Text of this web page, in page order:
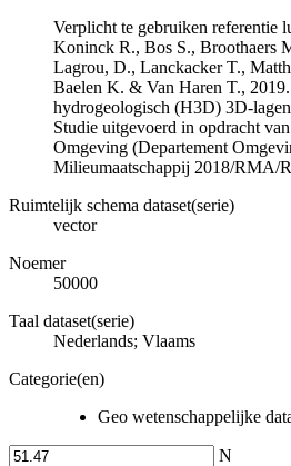
Verplicht te gebruiken referentie
Koninck R., Bos S., Broothaers
Lagrou, D., Lanckacker T.,
Baelen K. & Van Haren T.,
hydrogeologisch (H3D) 3D-
Studie uitgevoerd in opdracht
Omgeving (Departement
Milieumaatschappij 2018/RMA/
Ruimtelijk schema dataset(serie)
vector
Noemer
50000
Taal dataset(serie)
Nederlands; Vlaams
Categorie(en)
Geo wetenschappelijke
N